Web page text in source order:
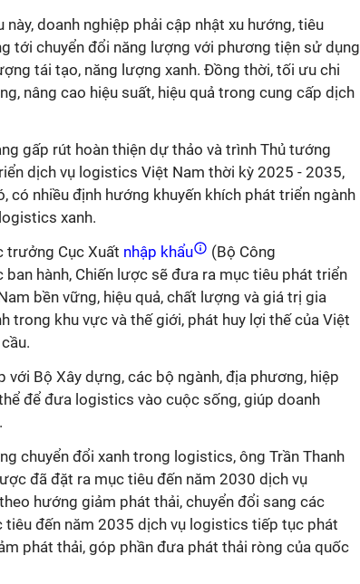
doanh nghiệp phải cập nhật xu hướng, tiêu
tới chuyển đổi năng lượng với phương tiện sử dụng
tái tạo, năng lượng xanh. Đồng thời, tối ưu chi
nâng cao hiệu suất, hiệu quả trong cung cấp dịch
gấp rút hoàn thiện dự thảo và trình Thủ tướng
dịch vụ logistics Việt Nam thời kỳ 2025 - 2035,
có nhiều định hướng khuyến khích phát triển ngành
xanh.
trưởng Cục Xuất nhập khẩu
(Bộ Công
hành, Chiến lược sẽ đưa ra mục tiêu phát triển
bền vững, hiệu quả, chất lượng và giá trị gia
trong khu vực và thế giới, phát huy lợi thế của Việt
với Bộ Xây dựng, các bộ ngành, địa phương, hiệp
để đưa logistics vào cuộc sống, giúp doanh
chuyển đổi xanh trong logistics, ông Trần Thanh
đã đặt ra mục tiêu đến năm 2030 dịch vụ
hướng giảm phát thải, chuyển đổi sang các
tiêu đến năm 2035 dịch vụ logistics tiếp tục phát
phát thải, góp phần đưa phát thải ròng của quốc